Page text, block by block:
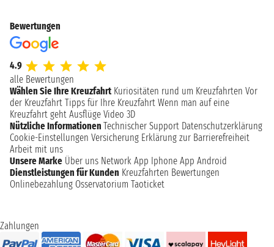
Bewertungen
4.9
alle Bewertungen
Wählen Sie Ihre Kreuzfahrt Kuriositäten rund um Kreuzfahrten Vor
der Kreuzfahrt Tipps für Ihre Kreuzfahrt Wenn man auf eine
Kreuzfahrt geht Ausflüge Video 3D
Nützliche Informationen Technischer Support Datenschutzerklärung
Cookie-Einstellungen Versicherung Erklärung zur Barrierefreiheit
Arbeit mit uns
Unsere Marke Über uns Network App Iphone App Android
Dienstleistungen für Kunden Kreuzfahrten Bewertungen
Onlinebezahlung Osservatorium Taoticket
Zahlungen